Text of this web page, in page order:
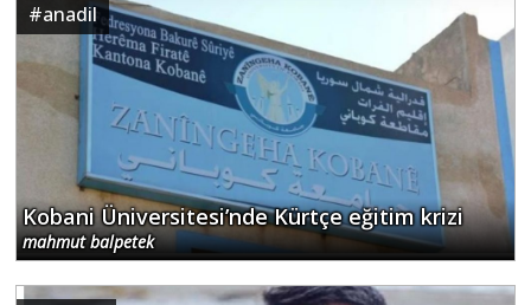
#anadil
Kobani Üniversitesi’nde Kürtçe eğitim krizi
mahmut balpetek